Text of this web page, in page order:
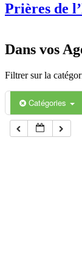
Prières de
Dans vos
Filtrer sur la
Catégories